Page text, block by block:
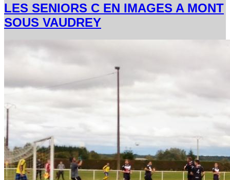
LES SENIORS C EN IMAGES A MONT
SOUS VAUDREY